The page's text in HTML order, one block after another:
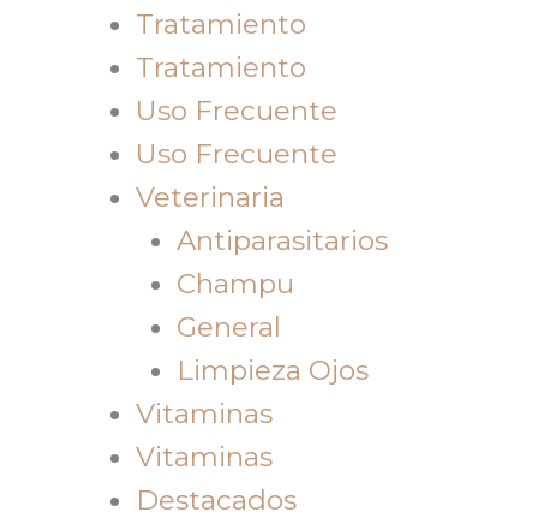
Tratamiento
Tratamiento
Uso Frecuente
Uso Frecuente
Veterinaria
Antiparasitarios
Champu
General
Limpieza Ojos
Vitaminas
Vitaminas
Destacados